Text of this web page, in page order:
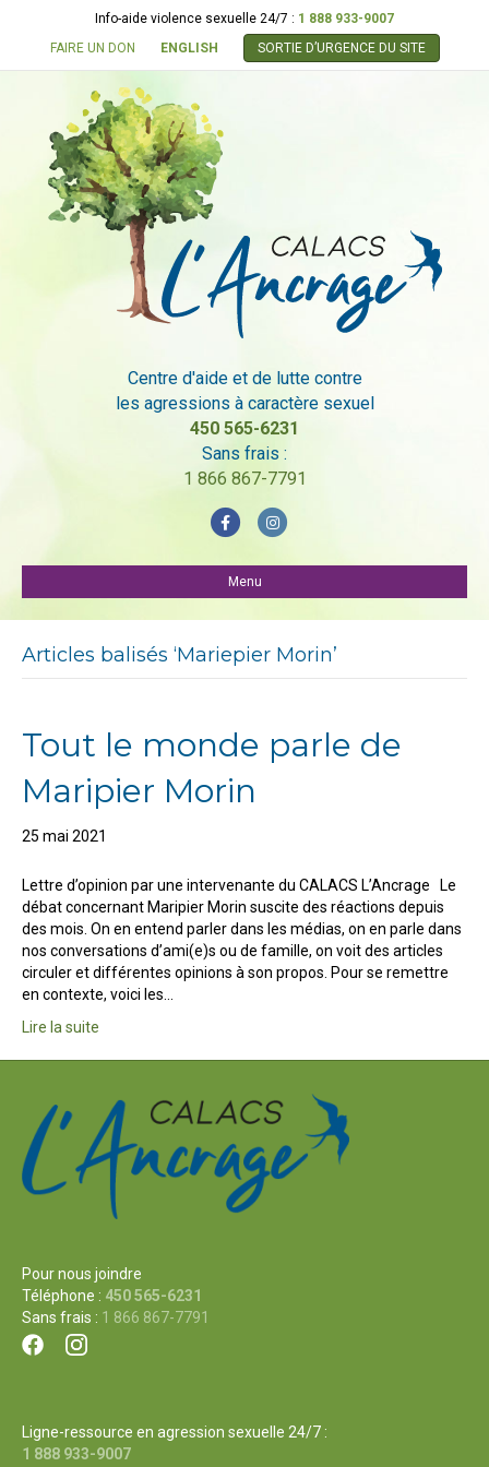
Info-aide violence sexuelle 24/7 : 1 888 933-9007
FAIRE UN DON
ENGLISH SORTIE D’URGENCE DU SITE
Centre d'aide et de lutte contre
les agressions à caractère sexuel
450 565-6231
Sans frais :
1 866 867-7791
F
c
o
k
I
a
g
a
m
Menu
Articles balisés ‘Mariepier Morin’
Tout le monde parle de
Maripier Morin
25 mai 2021
Lettre d’opinion par une intervenante du CALACS L’Ancrage Le
débat concernant Maripier Morin suscite des réactions depuis
des mois. On en entend parler dans les médias, on en parle dans
nos conversations d’ami(e)s ou de famille, on voit des articles
circuler et différentes opinions à son propos. Pour se remettre
en contexte, voici les…
Lire la suite
Pour nous joindre
Téléphone : 450 565-6231
Sans frais : 1 866 867-7791
Ligne-ressource en agression sexuelle 24/7 :
1 888 933-9007